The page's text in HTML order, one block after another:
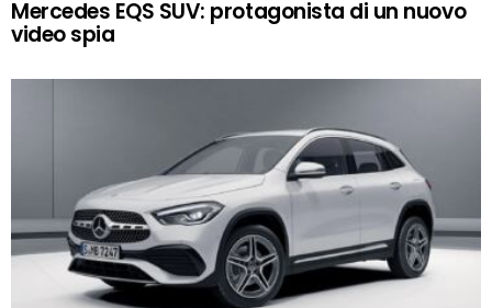
Mercedes EQS SUV: protagonista di un nuovo
video spia